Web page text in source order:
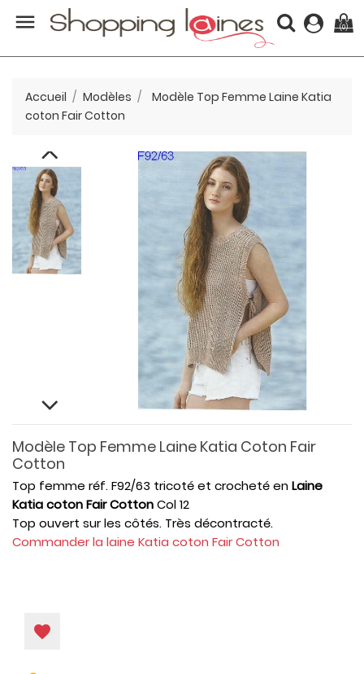
 (0)
Accueil Modèles
Modèle Top Femme Laine Katia
coton Fair Cotton
Modèle Top Femme Laine Katia Coton Fair
Cotton
Top femme réf. F92/63 tricoté et crocheté enLaine
Katia coton Fair CottonCol 12
Top ouvert sur les côtés. Très décontracté.
Commander la laine Katia coton Fair Cotton
favorite